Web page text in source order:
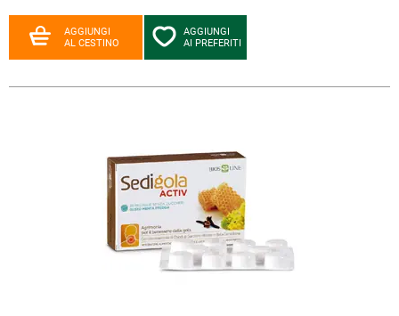
AGGIUNGI
AL CESTINO
AGGIUNGI
AI PREFERITI